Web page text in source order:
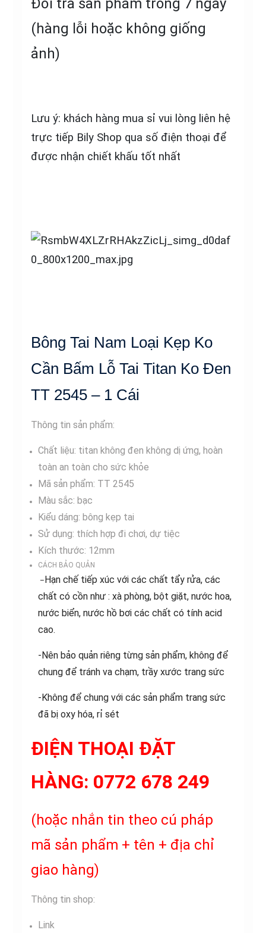
Đổi trả sản phẩm trong 7 ngày
(hàng lỗi hoặc không giống
ảnh)
Lưu ý: khách hàng mua sỉ vui lòng liên hệ
trực tiếp Bily Shop qua số điện thoại để
được nhận chiết khấu tốt nhất
Bông Tai Nam Loại Kẹp Ko
Cần Bấm Lỗ Tai Titan Ko Đen
TT 2545 – 1 Cái
Thông tin sản phẩm:
Chất liệu: titan không đen không dị ứng, hoàn
toàn an toàn cho sức khỏe
Mã sản phẩm: TT 2545
Màu sắc: bạc
Kiểu dáng: bông kẹp tai
Sử dụng: thích hợp đi chơi, dự tiệc
Kích thước: 12mm
CÁCH BẢO QUẢN
–Hạn chế tiếp xúc với các chất tẩy rửa, các
chất có cồn như : xà phòng, bột giặt, nước hoa,
nước biển, nước hồ bơi các chất có tính acid
cao.
-Nên bảo quản riêng từng sản phẩm, không để
chung để tránh va chạm, trầy xước trang sức
-Không để chung với các sản phẩm trang sức
đã bị oxy hóa, rỉ sét
ĐIỆN THOẠI ĐẶT
HÀNG: 0772 678 249
(hoặc nhắn tin theo cú pháp
mã sản phẩm + tên + địa chỉ
giao hàng)
Thông tin shop:
Link